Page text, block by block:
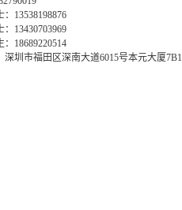
：13538198876
：13430703969
：18689220514
深圳市福田区深南大道6015号本元大厦7B1